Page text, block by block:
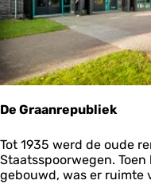
f
:
De Graanrepubliek
D
e
G
Tot 1935 werd de oude
Staatsspoorwegen.
gebouwd, was er ruimte